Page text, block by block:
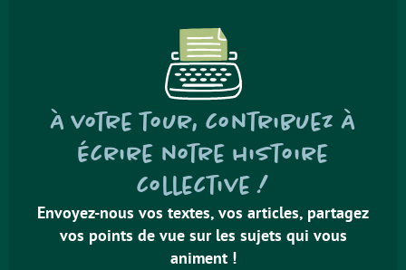
À votre tour, contribuez à
écrire notre histoire
collective !
Envoyez-nous vos textes, vos articles, partagez
vos points de vue sur les sujets qui vous
animent !